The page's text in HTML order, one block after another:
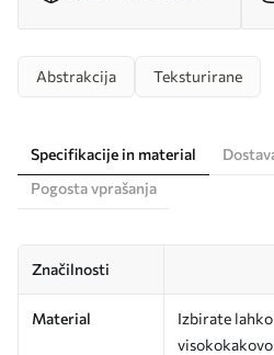
Abstrakcija Teksturirane
Specifikacije in material
Pogosta vprašanja
Značilnosti
Material
Izbirate